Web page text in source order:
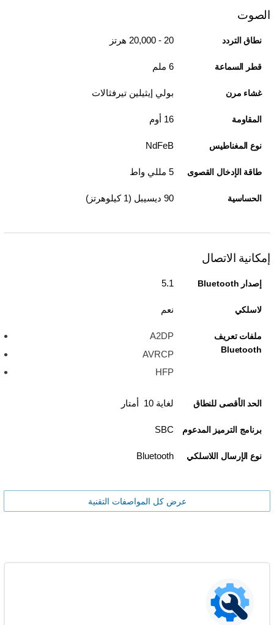
الصوت
نطاق التردد 20 - 20,000 هرتز
قطر السماعة 6 ملم
غشاء مرن بولي إيثيلين تيرفثالات
المقاومة 16 أوم
نوع المغناطيس NdFeB
طاقة الإدخال القصوى 5 مللي واط
الحساسية 90 ديسيبل (1 كيلوهرتز)
إمكانية الاتصال
إصدار Bluetooth 5.1
لاسلكي نعم
ملفات تعريف
Bluetooth
A2DP
AVRCP
HFP
الحد الأقصى للنطاق لغاية 10 أمتار
برنامج الترميز المدعوم SBC
نوع الإرسال اللاسلكي Bluetooth
عرض كل المواصفات التقنية